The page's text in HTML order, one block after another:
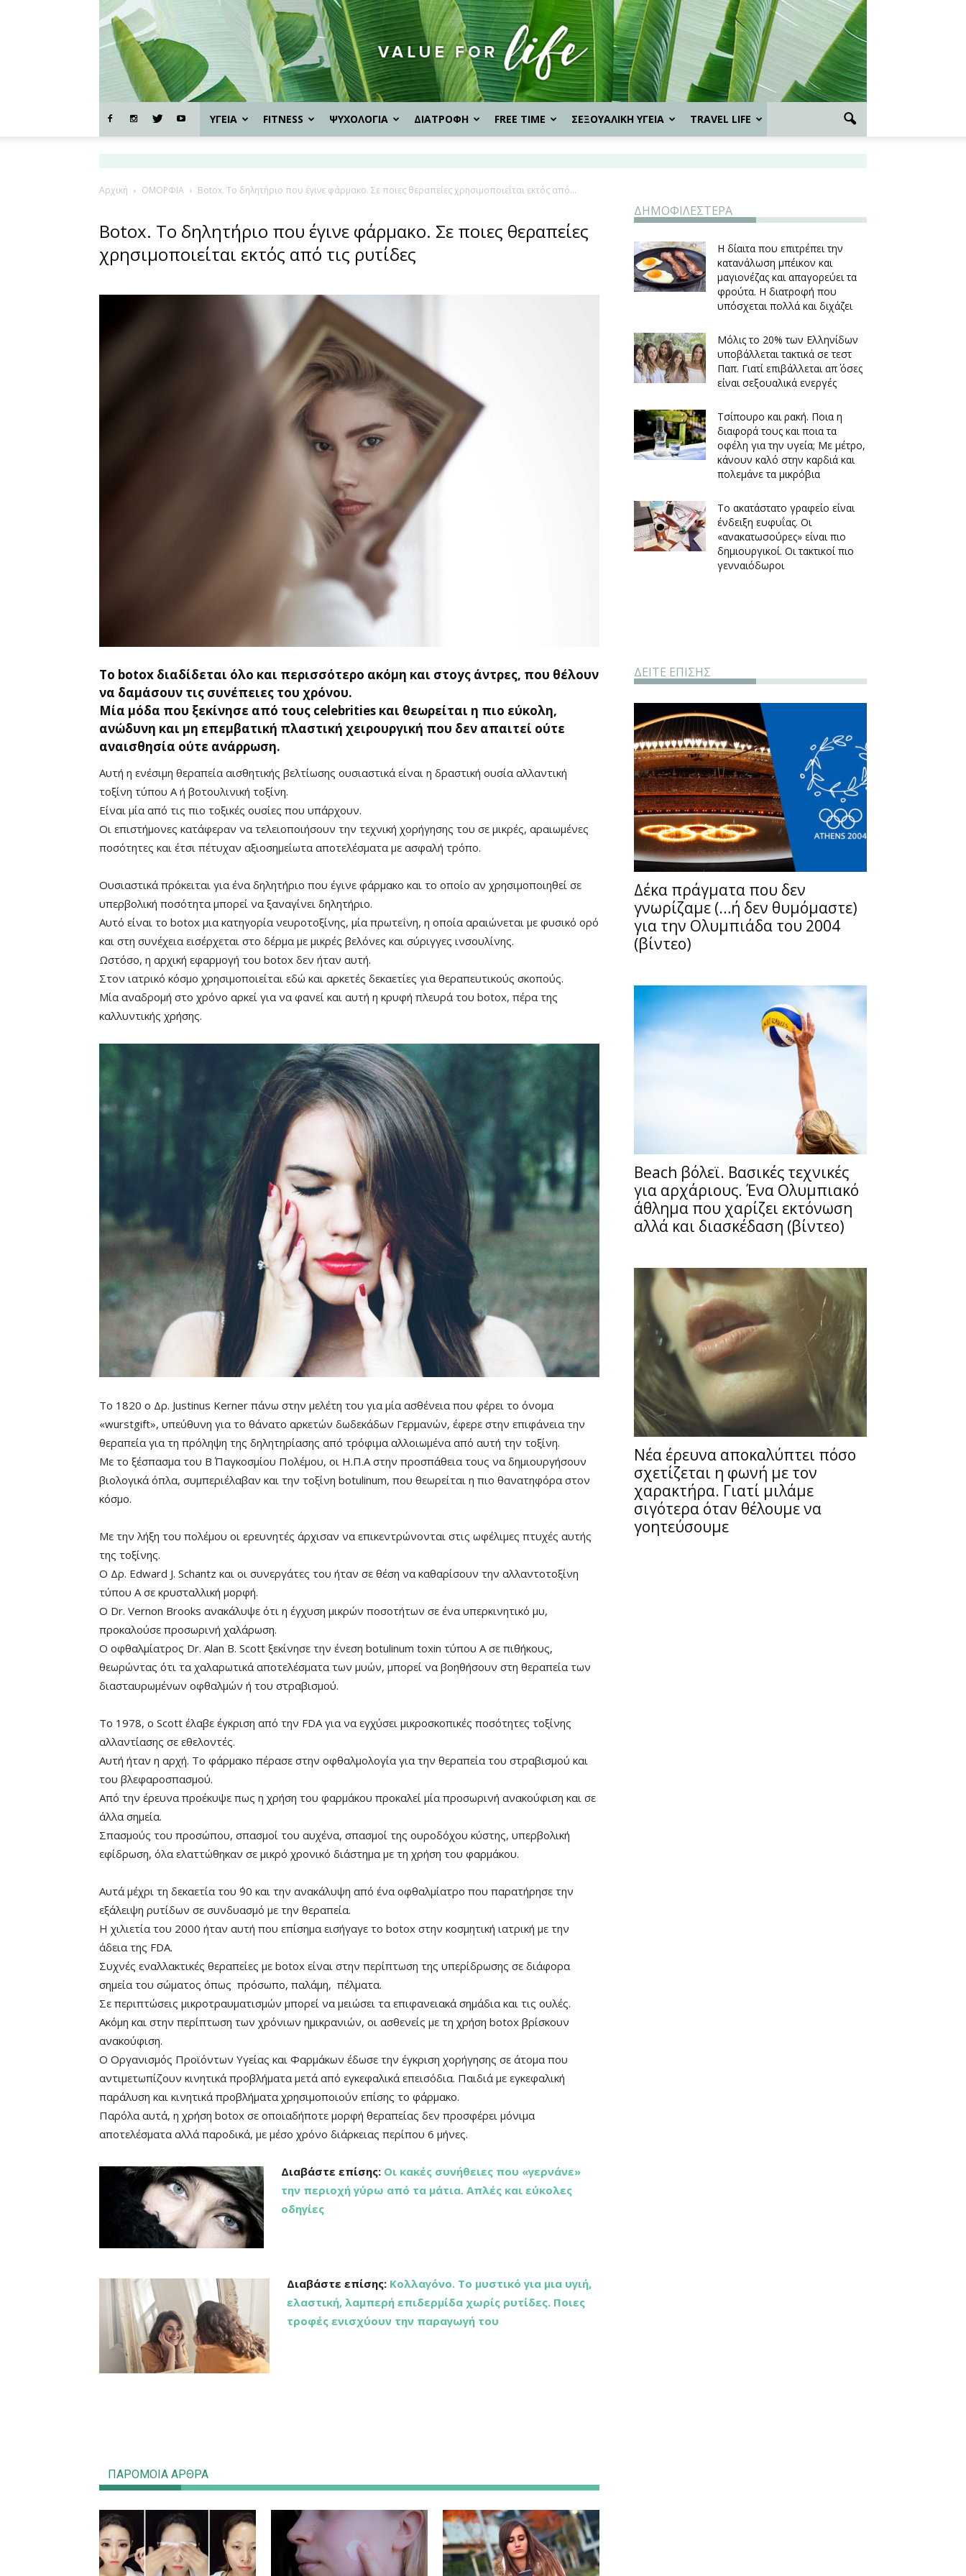
ΥΓΕΙΑ FITNESS ΨΥΧΟΛΟΓΙΑ ΔΙΑΤΡΟΦΗ FREE TIME ΣΕΞΟΥΑΛΙΚΗ ΥΓΕΙΑ TRAVEL LIFE
Αρχική ΟΜΟΡΦΙΑ Botox. Το δηλητήριο που έγινε φάρμακο. Σε ποιες θεραπείες χρησιμοποιείται εκτός από...
Botox. Το δηλητήριο που έγινε φάρμακο. Σε ποιες θεραπείες
χρησιμοποιείται εκτός από τις ρυτίδες
Το botox διαδίδεται όλο και περισσότερο ακόμη και στοyς άντρες, που θέλουν
να δαμάσουν τις συνέπειες του χρόνου.
Μία μόδα που ξεκίνησε από τους celebrities και θεωρείται η πιο εύκολη,
ανώδυνη και μη επεμβατική πλαστική χειρουργική που δεν απαιτεί ούτε
αναισθησία ούτε ανάρρωση.
Αυτή η ενέσιμη θεραπεία αισθητικής βελτίωσης ουσιαστικά είναι η δραστική ουσία αλλαντική
τοξίνη τύπου Α ή βοτουλινική τοξίνη.
Είναι μία από τις πιο τοξικές ουσίες που υπάρχουν.
Οι επιστήμονες κατάφεραν να τελειοποιήσουν την τεχνική χορήγησης του σε μικρές, αραιωμένες
ποσότητες και έτσι πέτυχαν αξιοσημείωτα αποτελέσματα με ασφαλή τρόπο.
Remaining
-0:00
Mute
Ουσιαστικά πρόκειται για ένα δηλητήριο που έγινε φάρμακο και το οποίο αν χρησιμοποιηθεί σε
υπερβολική ποσότητα μπορεί να ξαναγίνει δηλητήριο.
Αυτό είναι το botox μια κατηγορία νευροτοξίνης, μία πρωτεΐνη, η οποία αραιώνεται με φυσικό ορό
και στη συνέχεια εισέρχεται στο δέρμα με μικρές βελόνες και σύριγγες ινσουλίνης.
Ωστόσο, η αρχική εφαρμογή του botox δεν ήταν αυτή.
Στον ιατρικό κόσμο χρησιμοποιείται εδώ και αρκετές δεκαετίες για θεραπευτικούς σκοπούς.
Μία αναδρομή στο χρόνο αρκεί για να φανεί και αυτή η κρυφή πλευρά του botox, πέρα της
καλλυντικής χρήσης.
Το 1820 ο Δρ. Justinus Kerner πάνω στην μελέτη του για μία ασθένεια που φέρει το όνομα
«wurstgift», υπεύθυνη για το θάνατο αρκετών δωδεκάδων Γερμανών, έφερε στην επιφάνεια την
θεραπεία για τη πρόληψη της δηλητηρίασης από τρόφιμα αλλοιωμένα από αυτή την τοξίνη.
Με το ξέσπασμα του Β΄ Παγκοσμίου Πολέμου, οι Η.Π.Α στην προσπάθεια τους να δημιουργήσουν
βιολογικά όπλα, συμπεριέλαβαν και την τοξίνη botulinum, που θεωρείται η πιο θανατηφόρα στον
κόσμο.
Με την λήξη του πολέμου οι ερευνητές άρχισαν να επικεντρώνονται στις ωφέλιμες πτυχές αυτής
της τοξίνης.
Ο Δρ. Edward J. Schantz και οι συνεργάτες του ήταν σε θέση να καθαρίσουν την αλλαντοτοξίνη
τύπου Α σε κρυσταλλική μορφή.
Ο Dr. Vernon Brooks ανακάλυψε ότι η έγχυση μικρών ποσοτήτων σε ένα υπερκινητικό μυ,
προκαλούσε προσωρινή χαλάρωση.
Ο οφθαλμίατρος Dr. Alan B. Scott ξεκίνησε την ένεση botulinum toxin τύπου A σε πιθήκους,
θεωρώντας ότι τα χαλαρωτικά αποτελέσματα των μυών, μπορεί να βοηθήσουν στη θεραπεία των
διασταυρωμένων οφθαλμών ή του στραβισμού.
Το 1978, ο Scott έλαβε έγκριση από την FDA για να εγχύσει μικροσκοπικές ποσότητες τοξίνης
αλλαντίασης σε εθελοντές.
Αυτή ήταν η αρχή. Το φάρμακο πέρασε στην οφθαλμολογία για την θεραπεία του στραβισμού και
του βλεφαροσπασμού.
Από την έρευνα προέκυψε πως η χρήση του φαρμάκου προκαλεί μία προσωρινή ανακούφιση και σε
άλλα σημεία.
Σπασμούς του προσώπου, σπασμοί του αυχένα, σπασμοί της ουροδόχου κύστης, υπερβολική
εφίδρωση, όλα ελαττώθηκαν σε μικρό χρονικό διάστημα με τη χρήση του φαρμάκου.
Αυτά μέχρι τη δεκαετία του ΄90 και την ανακάλυψη από ένα οφθαλμίατρο που παρατήρησε την
εξάλειψη ρυτίδων σε συνδυασμό με την θεραπεία.
Η χιλιετία του 2000 ήταν αυτή που επίσημα εισήγαγε το botox στην κοσμητική ιατρική με την
άδεια της FDA.
Συχνές εναλλακτικές θεραπείες με botox είναι στην περίπτωση της υπερίδρωσης σε διάφορα
σημεία του σώματος όπως πρόσωπο, παλάμη, πέλματα.
Σε περιπτώσεις μικροτραυματισμών μπορεί να μειώσει τα επιφανειακά σημάδια και τις ουλές.
Ακόμη και στην περίπτωση των χρόνιων ημικρανιών, οι ασθενείς με τη χρήση botox βρίσκουν
ανακούφιση.
Ο Οργανισμός Προϊόντων Υγείας και Φαρμάκων έδωσε την έγκριση χορήγησης σε άτομα που
αντιμετωπίζουν κινητικά προβλήματα μετά από εγκεφαλικά επεισόδια. Παιδιά με εγκεφαλική
παράλυση και κινητικά προβλήματα χρησιμοποιούν επίσης το φάρμακο.
Παρόλα αυτά, η χρήση botox σε οποιαδήποτε μορφή θεραπείας δεν προσφέρει μόνιμα
αποτελέσματα αλλά παροδικά, με μέσο χρόνο διάρκειας περίπου 6 μήνες.
Διαβάστε επίσης: Οι κακές συνήθειες που «γερνάνε»
την περιοχή γύρω από τα μάτια. Απλές και εύκολες
οδηγίες
Διαβάστε επίσης: Κολλαγόνο. Το μυστικό για μια υγιή,
ελαστική, λαμπερή επιδερμίδα χωρίς ρυτίδες. Ποιες
τροφές ενισχύουν την παραγωγή του
ΠΑΡΟΜΟΙΑ ΑΡΘΡΑ
ΔΗΜΟΦΙΛΕΣΤΕΡΑ
Η δίαιτα που επιτρέπει την
κατανάλωση μπέικον και
μαγιονέζας και απαγορεύει τα
φρούτα. Η διατροφή που
υπόσχεται πολλά και διχάζει
Μόλις το 20% των Ελληνίδων
υποβάλλεται τακτικά σε τεστ
Παπ. Γιατί επιβάλλεται απ΄ όσες
είναι σεξουαλικά ενεργές
Τσίπουρο και ρακή. Ποια η
διαφορά τους και ποια τα
οφέλη για την υγεία; Με μέτρο,
κάνουν καλό στην καρδιά και
πολεμάνε τα μικρόβια
Το ακατάστατο γραφείο είναι
ένδειξη ευφυΐας. Οι
«ανακατωσούρες» είναι πιο
δημιουργικοί. Οι τακτικοί πιο
γενναιόδωροι
ΔΕΙΤΕ ΕΠΙΣΗΣ
Δέκα πράγματα που δεν
γνωρίζαμε (…ή δεν θυμόμαστε)
για την Ολυμπιάδα του 2004
(βίντεο)
Beach βόλεϊ. Βασικές τεχνικές
για αρχάριους. Ένα Ολυμπιακό
άθλημα που χαρίζει εκτόνωση
αλλά και διασκέδαση (βίντεο)
Νέα έρευνα αποκαλύπτει πόσο
σχετίζεται η φωνή με τον
χαρακτήρα. Γιατί μιλάμε
σιγότερα όταν θέλουμε να
γοητεύσουμε